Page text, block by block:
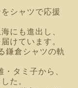
シャツで応援
にも進出し、
けています。
鎌倉シャツの軌
タミ子から、
た。